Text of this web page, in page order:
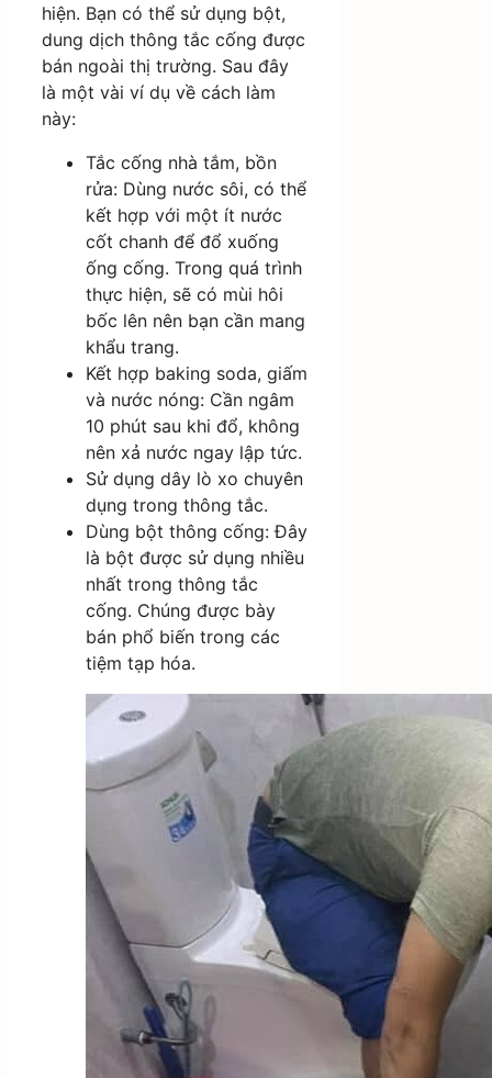
hiện. Bạn có thể sử dụng bột,
dung dịch thông tắc cống được
bán ngoài thị trường. Sau đây
là một vài ví dụ về cách làm
này:
Tắc cống nhà tắm, bồn
rửa: Dùng nước sôi, có thể
kết hợp với một ít nước
cốt chanh để đổ xuống
ống cống. Trong quá trình
thực hiện, sẽ có mùi hôi
bốc lên nên bạn cần mang
khẩu trang.
Kết hợp baking soda, giấm
và nước nóng: Cần ngâm
10 phút sau khi đổ, không
nên xả nước ngay lập tức.
Sử dụng dây lò xo chuyên
dụng trong thông tắc.
Dùng bột thông cống: Đây
là bột được sử dụng nhiều
nhất trong thông tắc
cống. Chúng được bày
bán phổ biến trong các
tiệm tạp hóa.